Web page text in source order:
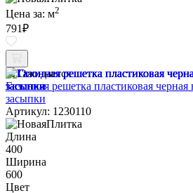
Цена за: м2
791₽
Ожидается
Газонная решетка пластиковая
засыпки
Артикул: 1230110
Длина
400
Ширина
600
Цвет